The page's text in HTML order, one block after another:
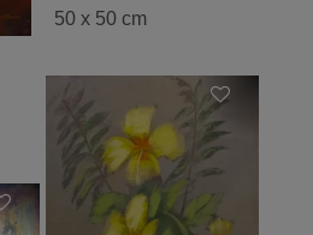
50 x 50 cm